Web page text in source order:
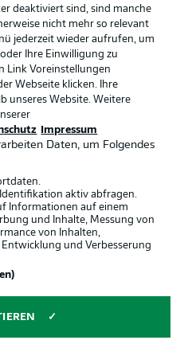
Nutzungsbedingungen
Jobs
Partner
Liveticker
Gruppe GmbH
deaktiviert sind, sind manche
nicht mehr so relevant
jederzeit wieder aufrufen, um
Ihre Einwilligung zu
Link Voreinstellungen
Webseite klicken. Ihre
unseres Website. Weitere
Impressum
Daten, um Folgendes
aktiv abfragen.
Informationen auf einem
und Inhalte, Messung von
von Inhalten,
und Verbesserung